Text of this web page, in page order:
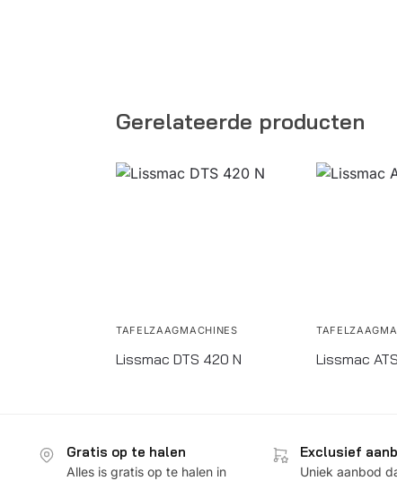
Gerelateerde producten
TAFELZAAGMACHINES
Lissmac DTS 420 N Lissmac
Gratis op te halen
Alles is gratis op te halen in
Exclusief
Uniek aanbod